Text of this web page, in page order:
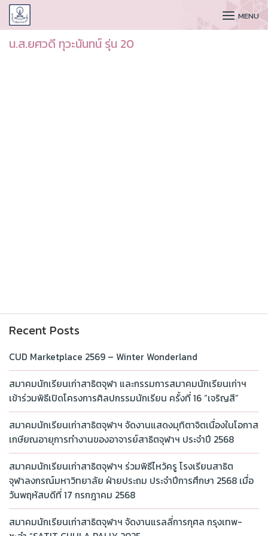
CUDAA MENU
น.ส.ยศวดี ทุวะนันทน์ รุ่น 20
Recent Posts
CUD Marketplace 2569 – Winter Wonderland
สมาคมนักเรียนเก่าสาธิตจุฬา และกรรมการสมาคมนักเรียนเก่าฯ
เข้าร่วมพิธีเปิดโครงการศิลปกรรมนักเรียน ครั้งที่ 16 “เจริญสี”
สมาคมนักเรียนเก่าสาธิตจุฬาฯ จัดงานแสดงมุทิตาจิตเนื่องในโอกาส
เกษียณอายุการทำงานของอาจารย์สาธิตจุฬาฯ ประจำปี 2568
สมาคมนักเรียนเก่าสาธิตจุฬาฯ ร่วมพิธีไหว้ครู โรงเรียนสาธิต
จุฬาลงกรณ์มหาวิทยาลัย ฝ่ายประถม ประจำปีการศึกษา 2568 เมื่อ
วันพฤหัสบดีที่ 17 กรกฎาคม 2568
สมาคมนักเรียนเก่าสาธิตจุฬาฯ จัดงานแรลลี่การกุศล กรุงเทพ-